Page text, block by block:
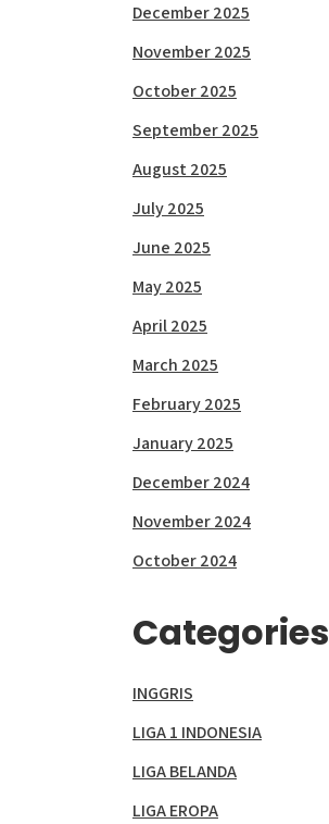
December 2025
November 2025
October 2025
September 2025
August 2025
July 2025
June 2025
May 2025
April 2025
March 2025
February 2025
January 2025
December 2024
November 2024
October 2024
Categories
INGGRIS
LIGA 1 INDONESIA
LIGA BELANDA
LIGA EROPA